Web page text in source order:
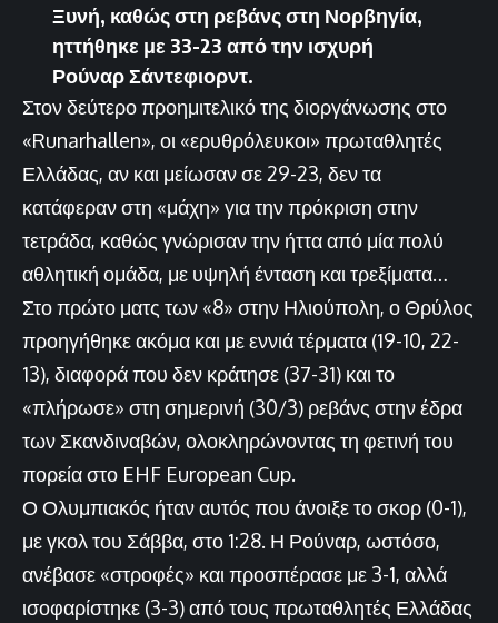
Ξυνή, καθώς στη ρεβάνς στη Νορβηγία,
ηττήθηκε με 33-23 από την ισχυρή
Ρούναρ Σάντεφιορντ.
Στον δεύτερο προημιτελικό της διοργάνωσης στο
«Runarhallen», οι «ερυθρόλευκοι» πρωταθλητές
Ελλάδας, αν και μείωσαν σε 29-23, δεν τα
κατάφεραν στη «μάχη» για την πρόκριση στην
τετράδα, καθώς γνώρισαν την ήττα από μία πολύ
αθλητική ομάδα, με υψηλή ένταση και τρεξίματα…
Στο πρώτο ματς των «8» στην Ηλιούπολη, ο Θρύλος
προηγήθηκε ακόμα και με εννιά τέρματα (19-10, 22-
13), διαφορά που δεν κράτησε (37-31) και το
«πλήρωσε» στη σημερινή (30/3) ρεβάνς στην έδρα
των Σκανδιναβών, ολοκληρώνοντας τη φετινή του
πορεία στο EHF European Cup.
Ο Ολυμπιακός ήταν αυτός που άνοιξε το σκορ (0-1),
με γκολ του Σάββα, στο 1:28. Η Ρούναρ, ωστόσο,
ανέβασε «στροφές» και προσπέρασε με 3-1, αλλά
ισοφαρίστηκε (3-3) από τους πρωταθλητές Ελλάδας